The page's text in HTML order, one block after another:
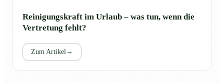
Reinigungskraft im Urlaub – was tun, wenn die
Vertretung fehlt?
Zum Artikel →